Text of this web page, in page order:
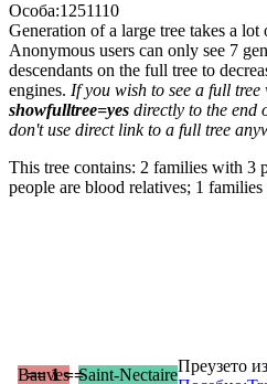
Особа:1251110
Generation of a large tree takes a
Anonymous users can only see 7
descendants on the full tree to
engines. If you wish to see a full
showfulltree=yes directly to the end
don't use direct link to a full tree
This tree contains: 2 families with 3
people are blood relatives; 1
== 1 ==
Bauves Saint-NectaireПреузето